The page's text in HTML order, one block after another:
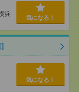
浜
気になる！
]
気になる！